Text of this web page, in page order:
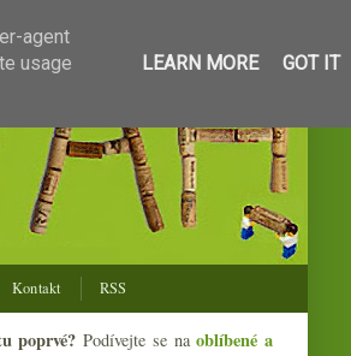
Kontakt RSS
poprvé? Podívejte se naoblíbené a
agent
usage
LEARN MORE GOT IT